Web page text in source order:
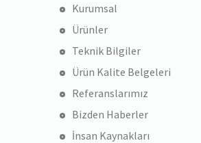
Kurumsal
Ürünler
Teknik Bilgiler
Ürün Kalite Belgeleri
Referanslarımız
Bizden Haberler
İnsan Kaynakları